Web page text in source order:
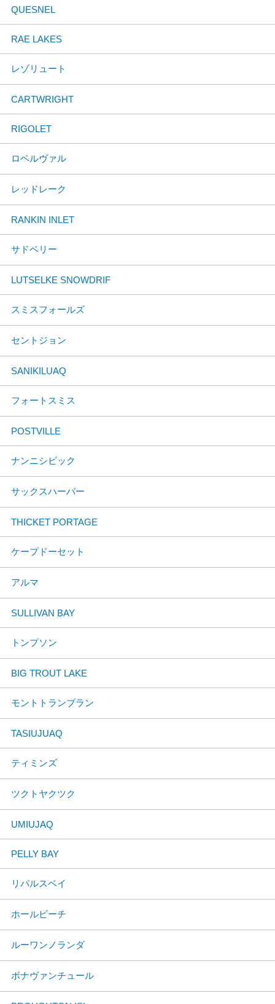
QUESNEL
RAE LAKES
レゾリュート
CARTWRIGHT
RIGOLET
ロベルヴァル
レッドレーク
RANKIN INLET
サドベリー
LUTSELKE SNOWDRIF
スミスフォールズ
セントジョン
SANIKILUAQ
フォートスミス
POSTVILLE
ナンニシビック
サックスハーバー
THICKET PORTAGE
ケープドーセット
アルマ
SULLIVAN BAY
トンプソン
BIG TROUT LAKE
モントトランブラン
TASIUJUAQ
ティミンズ
ツクトヤクツク
UMIUJAQ
PELLY BAY
リパルスベイ
ホールビーチ
ルーワンノランダ
ボナヴァンチュール